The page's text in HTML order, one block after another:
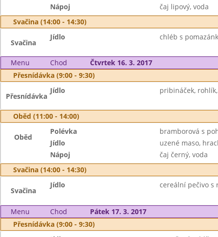
Nápoj
čaj lipový, voda
Svačina (14:00 - 14:30)
Svačina
Jídlo chléb s
Menu Chod
Čtvrtek 16. 3. 2017
Přesnídávka (9:00 - 9:30)
Přesnídávka
Jídlo pribináček,
Oběd (11:00 - 14:00)
Oběd
Polévka
bramborová s
Jídlo
uzené maso,
Nápoj
čaj černý, voda
Svačina (14:00 - 14:30)
Svačina
Jídlo cereální pečivo s
Menu Chod
Pátek 17. 3. 2017
Přesnídávka (9:00 - 9:30)